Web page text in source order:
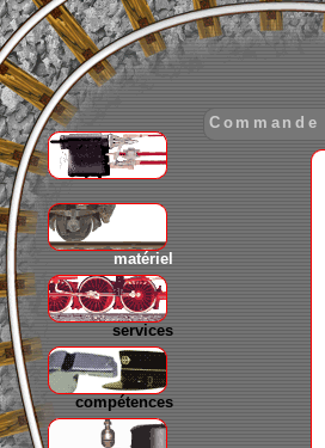
matériel
services
compétences
Commande